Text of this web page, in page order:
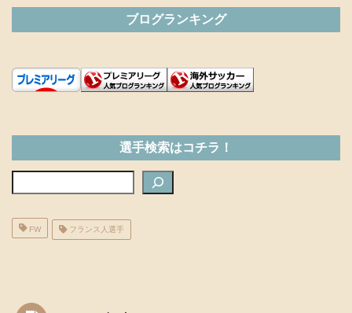
ブログランキング
選手検索はコチラ！
FW フランス人選手